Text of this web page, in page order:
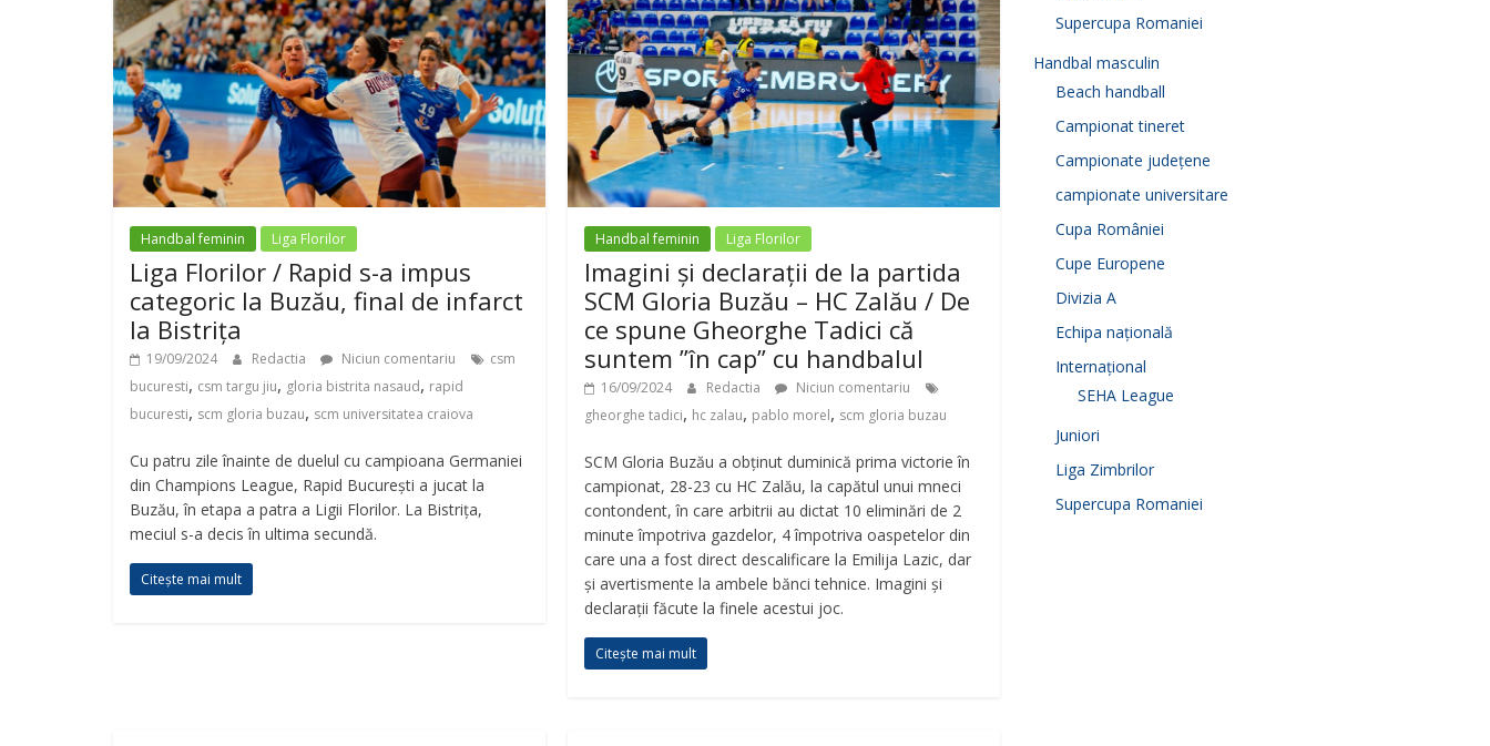
Handbal feminin Liga Florilor
Liga Florilor / Rapid s-a impus
categoric la Buzău, final de infarct
la Bistrița
19/09/2024 Redactia Niciun comentariu
csm
bucuresti, csm targu jiu, gloria bistrita nasaud, rapid
bucuresti, scm gloria buzau, scm universitatea craiova
Cu patru zile înainte de duelul cu campioana Germaniei
din Champions League, Rapid București a jucat la
Buzău, în etapa a patra a Ligii Florilor. La Bistrița,
meciul s-a decis în ultima secundă.
Citește mai mult
Handbal feminin Liga Florilor
Imagini și declarații de la partida
SCM Gloria Buzău – HC Zalău / De
ce spune Gheorghe Tadici că
suntem ”în cap” cu handbalul
16/09/2024 Redactia
Niciun comentariu
gheorghe tadici, hc zalau, pablo morel, scm gloria buzau
SCM Gloria Buzău a obținut duminică prima victorie în
campionat, 28-23 cu HC Zalău, la capătul unui mneci
contondent, în care arbitrii au dictat 10 eliminări de 2
minute împotriva gazdelor, 4 împotriva oaspetelor din
care una a fost direct descalificare la Emilija Lazic, dar
și avertismente la ambele bănci tehnice. Imagini și
declarații făcute la finele acestui joc.
Citește mai mult
Supercupa Romaniei
Handbal masculin
Beach handball
Campionat tineret
Campionate județene
campionate universitare
Cupa României
Cupe Europene
Divizia A
Echipa națională
Internațional
SEHA League
Juniori
Liga Zimbrilor
Supercupa Romaniei